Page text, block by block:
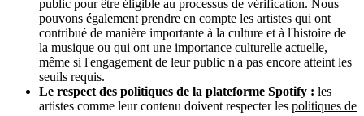
public pour être éligible au processus de vérification. Nous
pouvons également prendre en compte les artistes qui ont
contribué de manière importante à la culture et à l'histoire de
la musique ou qui ont une importance culturelle actuelle,
même si l'engagement de leur public n'a pas encore atteint les
seuils requis.
Le respect des politiques de la plateforme Spotify : les
artistes comme leur contenu doivent respecter les politiques de